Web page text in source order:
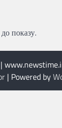
показу.
| Powered by